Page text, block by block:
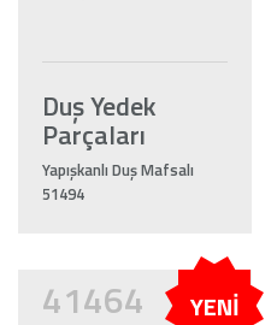
Duş Yedek
Parçaları
Yapışkanlı Duş Mafsalı
51494
41464 YENİ